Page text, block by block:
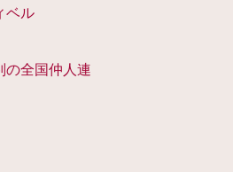
ベル
の全国仲人連